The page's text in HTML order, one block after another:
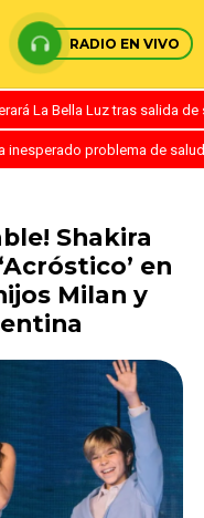
RADIO EN VIVO
La Bella Luz tras salida
inesperado problema de
Shakira
en
Milan y